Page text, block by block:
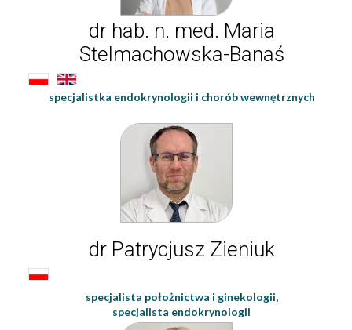
dr hab. n. med. Maria
Stelmachowska-Banaś
specjalistka endokrynologii i chorób wewnętrznych
dr Patrycjusz Zieniuk
specjalista położnictwa i ginekologii,
specjalista endokrynologii